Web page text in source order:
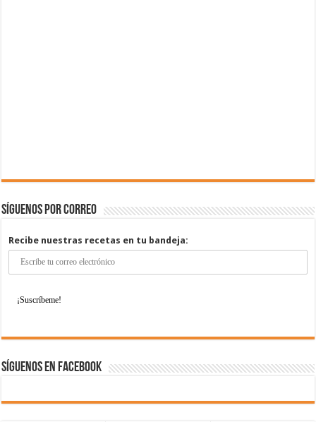
Síguenos por correo
Recibe nuestras recetas en tu bandeja:
Síguenos en Facebook